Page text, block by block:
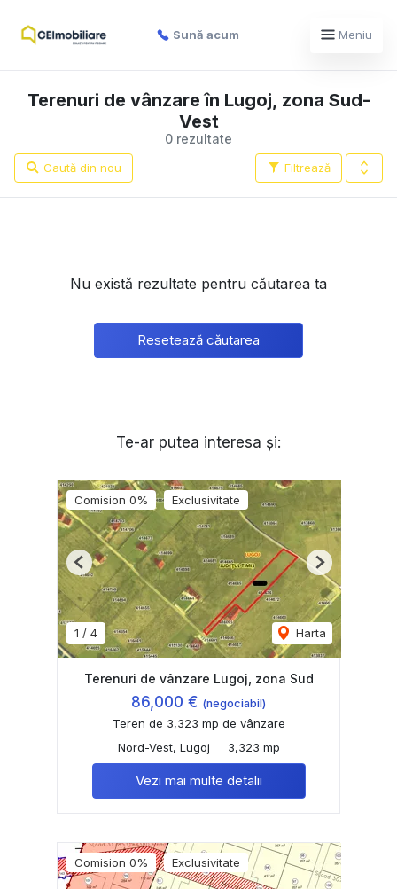
Sună acum Meniu
0 rezultate
Terenuri de vânzare în Lugoj, zona Sud-
Vest
Filtrează
Caută din nou
Nu există rezultate pentru căutarea ta
Resetează căutarea
Te-ar putea interesa și:
Comision 0% Exclusivitate
1 / 4 Harta
Previous Next
Terenuri de vânzare Lugoj, zona Sud
86,000 € (negociabil)
Teren de 3,323 mp de vânzare
Nord-Vest, Lugoj
3,323 mp
Vezi mai multe detalii
Comision 0% Exclusivitate